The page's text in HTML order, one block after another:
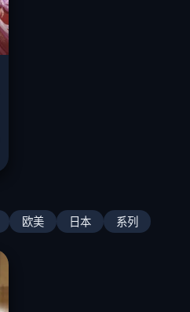
欧美 日本 系列